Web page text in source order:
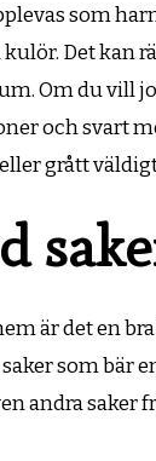
som
Det kan
Om du vill
och svart
grått
är det en
som bär
andra